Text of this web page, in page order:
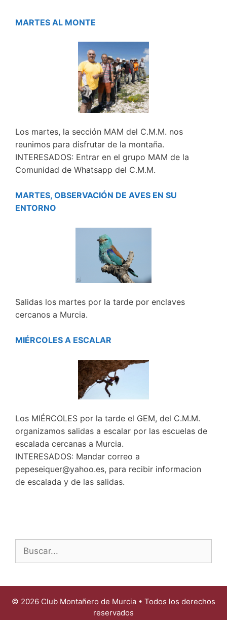
MARTES AL MONTE
Los martes, la sección MAM del C.M.M. nos
reunimos para disfrutar de la montaña.
INTERESADOS: Entrar en el grupo MAM de la
Comunidad de Whatsapp del C.M.M.
MARTES, OBSERVACIÓN DE AVES EN SU
ENTORNO
Salidas los martes por la tarde por enclaves
cercanos a Murcia.
MIÉRCOLES A ESCALAR
Los MIÉRCOLES por la tarde el GEM, del C.M.M.
organizamos salidas a escalar por las escuelas de
escalada cercanas a Murcia.
INTERESADOS: Mandar correo a
pepeseiquer@yahoo.es, para recibir informacion
de escalada y de las salidas.
Buscar:
© 2026 Club Montañero de Murcia • Todos los derechos
reservados